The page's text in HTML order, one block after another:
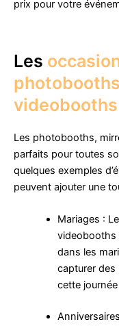
prix pour votre
Les
photobooths
videobooths
Les photobooths,
parfaits pour toutes
quelques exemples
peuvent ajouter une
Mariages :
videobooths
dans les
capturer des
cette